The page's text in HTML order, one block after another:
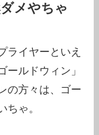
メやちゃ
ライヤーといえ
ールドウィン」
の方々は、ゴー
ちゃ。